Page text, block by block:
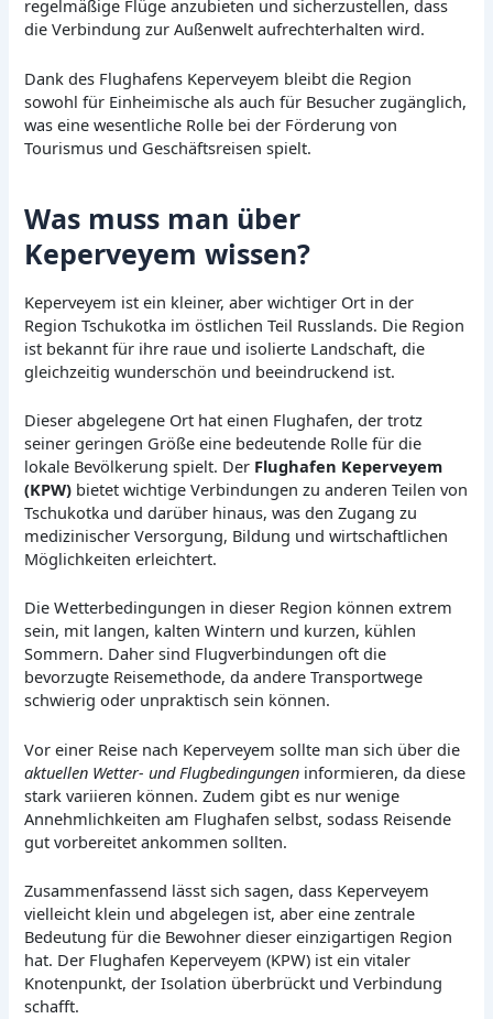
regelmäßige Flüge anzubieten und sicherzustellen, dass
die Verbindung zur Außenwelt aufrechterhalten wird.
Dank des Flughafens Keperveyem bleibt die Region
sowohl für Einheimische als auch für Besucher zugänglich,
was eine wesentliche Rolle bei der Förderung von
Tourismus und Geschäftsreisen spielt.
Was muss man über
Keperveyem wissen?
Keperveyem ist ein kleiner, aber wichtiger Ort in der
Region Tschukotka im östlichen Teil Russlands. Die Region
ist bekannt für ihre raue und isolierte Landschaft, die
gleichzeitig wunderschön und beeindruckend ist.
Dieser abgelegene Ort hat einen Flughafen, der trotz
seiner geringen Größe eine bedeutende Rolle für die
lokale Bevölkerung spielt. Der Flughafen Keperveyem
(KPW) bietet wichtige Verbindungen zu anderen Teilen von
Tschukotka und darüber hinaus, was den Zugang zu
medizinischer Versorgung, Bildung und wirtschaftlichen
Möglichkeiten erleichtert.
Die Wetterbedingungen in dieser Region können extrem
sein, mit langen, kalten Wintern und kurzen, kühlen
Sommern. Daher sind Flugverbindungen oft die
bevorzugte Reisemethode, da andere Transportwege
schwierig oder unpraktisch sein können.
Vor einer Reise nach Keperveyem sollte man sich über die
aktuellen Wetter- und Flugbedingungen informieren, da diese
stark variieren können. Zudem gibt es nur wenige
Annehmlichkeiten am Flughafen selbst, sodass Reisende
gut vorbereitet ankommen sollten.
Zusammenfassend lässt sich sagen, dass Keperveyem
vielleicht klein und abgelegen ist, aber eine zentrale
Bedeutung für die Bewohner dieser einzigartigen Region
hat. Der Flughafen Keperveyem (KPW) ist ein vitaler
Knotenpunkt, der Isolation überbrückt und Verbindung
schafft.